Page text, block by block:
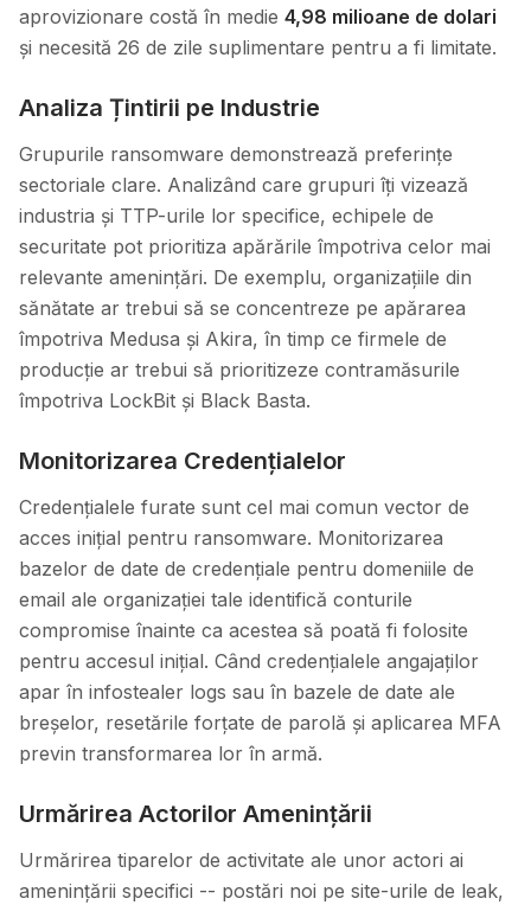
aprovizionare costă în medie 4,98 milioane de dolari
și necesită 26 de zile suplimentare pentru a fi limitate.
Analiza Țintirii pe Industrie
Grupurile ransomware demonstrează preferințe
sectoriale clare. Analizând care grupuri îți vizează
industria și TTP-urile lor specifice, echipele de
securitate pot prioritiza apărările împotriva celor mai
relevante amenințări. De exemplu, organizațiile din
sănătate ar trebui să se concentreze pe apărarea
împotriva Medusa și Akira, în timp ce firmele de
producție ar trebui să prioritizeze contramăsurile
împotriva LockBit și Black Basta.
Monitorizarea Credențialelor
Credențialele furate sunt cel mai comun vector de
acces inițial pentru ransomware. Monitorizarea
bazelor de date de credențiale pentru domeniile de
email ale organizației tale identifică conturile
compromise înainte ca acestea să poată fi folosite
pentru accesul inițial. Când credențialele angajaților
apar în infostealer logs sau în bazele de date ale
breșelor, resetările forțate de parolă și aplicarea MFA
previn transformarea lor în armă.
Urmărirea Actorilor Amenințării
Urmărirea tiparelor de activitate ale unor actori ai
amenințării specifici -- postări noi pe site-urile de leak,